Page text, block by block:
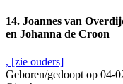
14. Joannes van
en Johanna de Croon
, [zie ouders]
Geboren/gedoopt op 04-